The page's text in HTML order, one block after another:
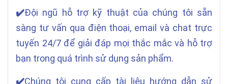
✔️Đội ngũ hỗ trợ kỹ thuật của chúng tôi sẵn
sàng tư vấn qua điện thoại, email và chat trực
tuyến 24/7 để giải đáp mọi thắc mắc và hỗ trợ
bạn trong quá trình sử dụng sản phẩm.
✔️Chúng tôi cung cấp tài liệu hướng dẫn sử